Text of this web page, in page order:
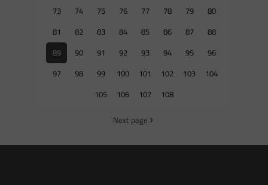
73
74 75 76 77 78 79
80
81
82 83 84 85 86 87
88
89
90 91 92 93 94 95
96
97
98 99 100 101 102 103
104
105
106 107 108
Next page